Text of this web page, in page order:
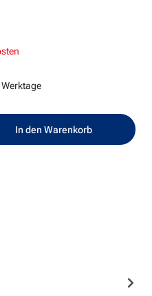
gewünschten
In den Warenkorb